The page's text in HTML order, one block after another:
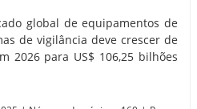
global de equipamentos de
de vigilância deve crescer de
2026 para US$ 106,25 bilhões